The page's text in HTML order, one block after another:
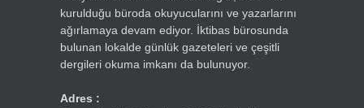
kurulduğu büroda okuyucularını ve yazarlarını
ağırlamaya devam ediyor. İktibas bürosunda
bulunan lokalde günlük gazeteleri ve çeşitli
dergileri okuma imkanı da bulunuyor.
Adres :